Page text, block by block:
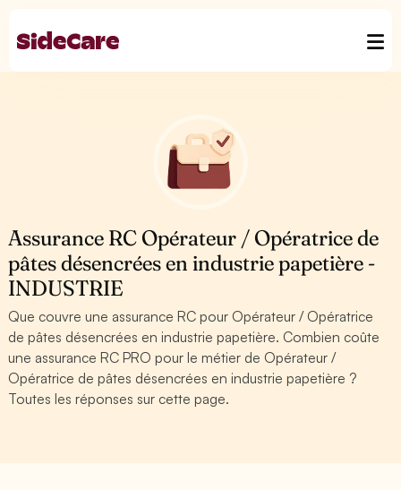
Assurance RC Opérateur / Opératrice de
pâtes désencrées en industrie papetière -
INDUSTRIE
Que couvre une assurance RC pour Opérateur / Opératrice
de pâtes désencrées en industrie papetière. Combien coûte
une assurance RC PRO pour le métier de Opérateur /
Opératrice de pâtes désencrées en industrie papetière ?
Toutes les réponses sur cette page.